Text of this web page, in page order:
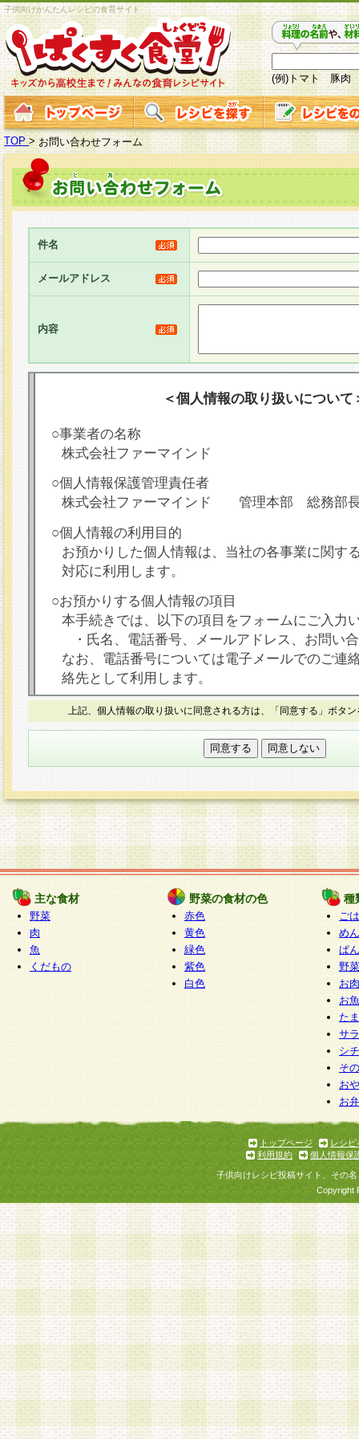
子供向けかんたんレシピの食育サイト
(例)トマト 豚肉
TOP > お問い合わせフォーム
件名
メールアドレス
内容
＜個人情報の取り扱いについて
○事業者の名称
株式会社ファーマインド
○個人情報保護管理責任者
株式会社ファーマインド 管理本部 総務部
○個人情報の利用目的
お預かりした個人情報は、当社の各事業に関す
対応に利用します。
○お預かりする個人情報の項目
本手続きでは、以下の項目をフォームにご入力
・氏名、電話番号、メールアドレス、お問い
なお、電話番号については電子メールでのご連
絡先として利用します。
○本人が容易に認識できない方法による個人情報
本フォームでは、セッション管理のためCookie
○個人情報の第三者提供について
力いただく個人情報は第三者に提供しません。
○個人情報の委託について
個人情報の取り扱いを外部に委託する場合は、
情報管理基準を満たす企業を選定して委託を行
が行われるよう監督します。
○開示対象個人情報の開示等および問い合わせ窓口
本人からの求めにより、当社が本件により取得
報の利用目的の通知・開示・内容の訂正・追加
停止・消去及び第三者への提供の禁止（以下、
といいます。）に応じます。
開示等に応じる窓口は以下になります。
ぱくすく食堂個人情報お客様相談窓口 paku-
m
個人情報を与えることは任意ですが、個人情報
意をいただけない場合には、当社のサービスの
お問い合わせ・ご相談への対応ができない場合
上記、個人情報の取り扱いに同意される方は、「同意する」ボタ
主な食材
野菜
肉
魚
くだもの
野菜の食材の色
赤色
黄色
緑色
紫色
白色
種
ご
めん
ぱん
野
お
お
た
サ
シ
そ
お
お
トップページ
レシピ
利用規約
個人情報保
子供向けレシピ投稿サイト、その
Copyright